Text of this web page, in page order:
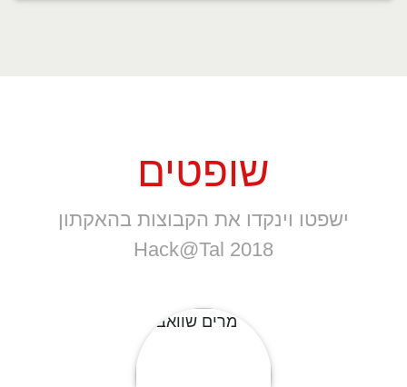
שופטים
ישפטו וינקדו את הקבוצות בהאקתון
Hack@Tal 2018